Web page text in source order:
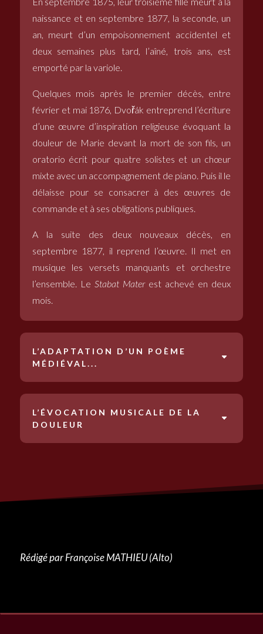
naissance et en septembre 1877, la seconde, un
an, meurt d’un empoisonnement accidentel et
deux semaines plus tard, l’aîné, trois ans, est
emporté par la variole.
Quelques mois après le premier décès, entre
février et mai 1876, Dvořák entreprend l’écriture
d’une œuvre d’inspiration religieuse évoquant la
douleur de Marie devant la mort de son fils, un
oratorio écrit pour quatre solistes et un chœur
mixte avec un accompagnement de piano. Puis il le
délaisse pour se consacrer à des œuvres de
commande et à ses obligations publiques.
A la suite des deux nouveaux décès, en
septembre 1877, il reprend l’œuvre. Il met en
musique les versets manquants et orchestre
l’ensemble. Le Stabat Materest achevé en deux
mois.
L’ADAPTATION D’UN POÈME
MÉDIÉVAL...
L’ÉVOCATION MUSICALE DE LA
DOULEUR
Rédigé par Françoise MATHIEU (Alto)